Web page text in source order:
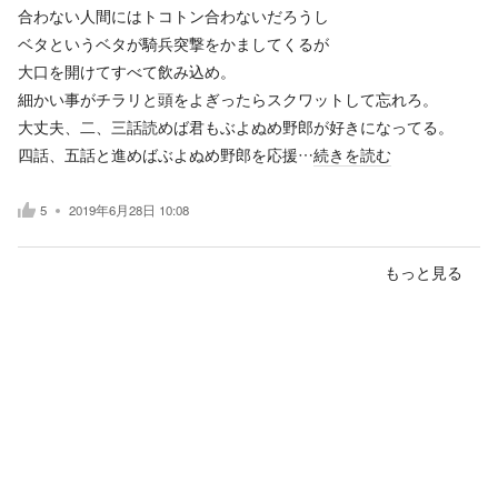
合わない人間にはトコトン合わないだろうし
ベタというベタが騎兵突撃をかましてくるが
大口を開けてすべて飲み込め。
細かい事がチラリと頭をよぎったらスクワットして忘れろ。
大丈夫、二、三話読めば君もぶよぬめ野郎が好きになってる。
四話、五話と進めばぶよぬめ野郎を応援…続きを読む
5 2019年6月28日 10:08
もっと見る